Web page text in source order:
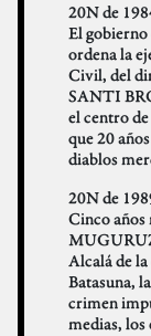
20N de
El gobierno
ordena la
Civil, del
SANTI
el centro
que 20
diablos
20N de
Cinco años
Alcalá de
Batasuna,
crimen
medias, los